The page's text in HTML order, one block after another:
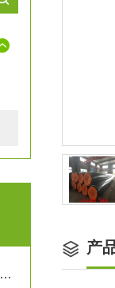
聚氨酯保温钢管生产工艺与性能优势解析
产